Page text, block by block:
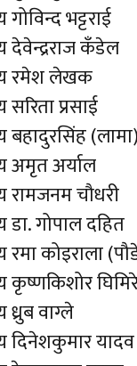
भट्टराई
कँडेल
रमेश लेखक
प्रसाई
अमृत अर्याल
चौधरी
गोपाल दहित
कोइराला
वाग्ले
दिनेशकुमार यादव